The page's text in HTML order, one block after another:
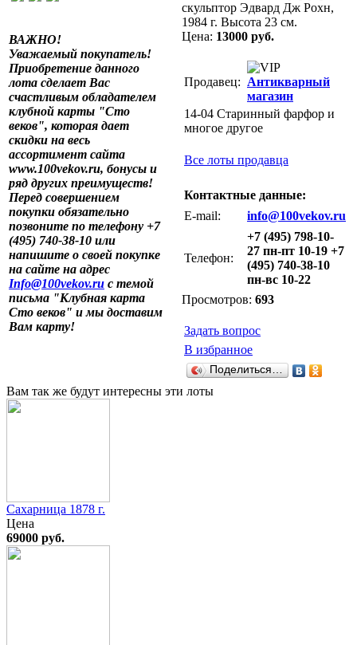
ВАЖНО!
Уважаемый покупатель!
Приобретение данного
лота сделает Вас
счастливым обладателем
клубной карты "Сто
веков", которая дает
скидки на весь
ассортимент сайта
www.100vekov.ru, бонусы и
ряд других преимуществ!
Перед совершением
покупки обязательно
позвоните по телефону +7
(495) 740-38-10 или
напишите о своей покупке
на сайте на адрес
Info@100vekov.ru с темой
письма "Клубная карта
Сто веков" и мы доставим
Вам карту!
скульптор Эдвард Дж Рохн,
1984 г. Высота 23 см.
Цена: 13000 руб.
Продавец: Антикварный
магазин
14-04 Старинный фарфор и
многое другое
Все лоты продавца
Контактные данные:
E-mail:
info@100vekov.ru
Телефон:
+7 (495) 798-10-
27 пн-пт 10-19 +7
(495) 740-38-10
пн-вс 10-22
Просмотров: 693
Задать вопрос
В избранное
Поделиться…
Вам так же будут интересны эти лоты
Сахарница 1878 г.
Цена
69000 руб.